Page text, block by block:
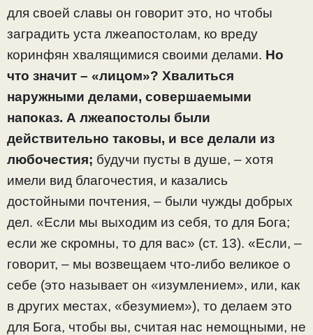
для своей славы он говорит это, но чтобы
заградить уста лжеапостолам, ко вреду
коринфян хвалящимися своими делами. Но
что значит – «лицом»? Хвалиться
наружными делами, совершаемыми
напоказ. А лжеапостолы были
действительно таковы, и все делали из
любочестия; будучи пусты в душе, – хотя
имели вид благочестия, и казались
достойными почтения, – были чужды добрых
дел. «Если мы выходим из себя, то для Бога;
если же скромны, то для вас» (ст. 13). «Если, –
говорит, – мы возвещаем что-либо великое о
себе (это называет он «изумлением», или, как
в других местах, «безумием»), то делаем это
для Бога, чтобы вы, считая нас немощными, не